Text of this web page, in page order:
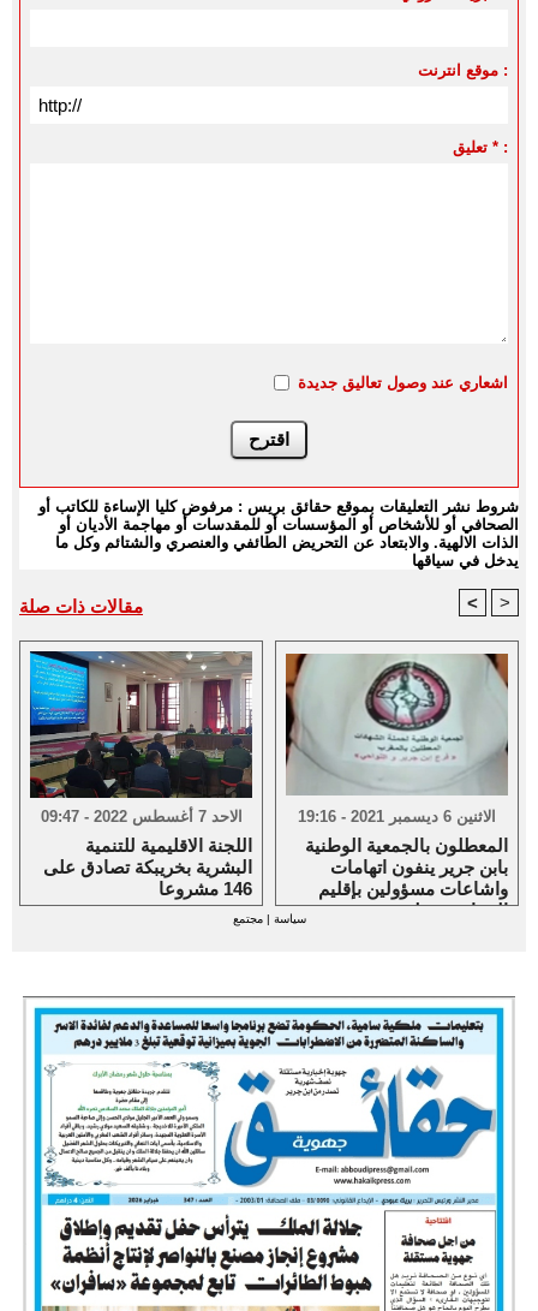
موقع انترنت :
تعليق * :
اشعاري عند وصول تعاليق جديدة
شروط نشر التعليقات بموقع حقائق بريس : مرفوض كليا الإساءة للكاتب أو
الصحافي أو للأشخاص أو المؤسسات أو للمقدسات أو مهاجمة الأديان أو
الذات الالهية. والابتعاد عن التحريض الطائفي والعنصري والشتائم وكل ما
يدخل في سياقها
مقالات ذات صلة < >
الاحد 7 أغسطس 2022 - 09:47
اللجنة الاقليمية للتنمية
البشرية بخريبكة تصادق على
146 مشروعا
الاثنين 6 ديسمبر 2021 - 19:16
المعطلون بالجمعية الوطنية
بابن جرير ينفون اتهامات
واشاعات مسؤولين بإقليم
الرحامنة حولهم
سياسة |مجتمع